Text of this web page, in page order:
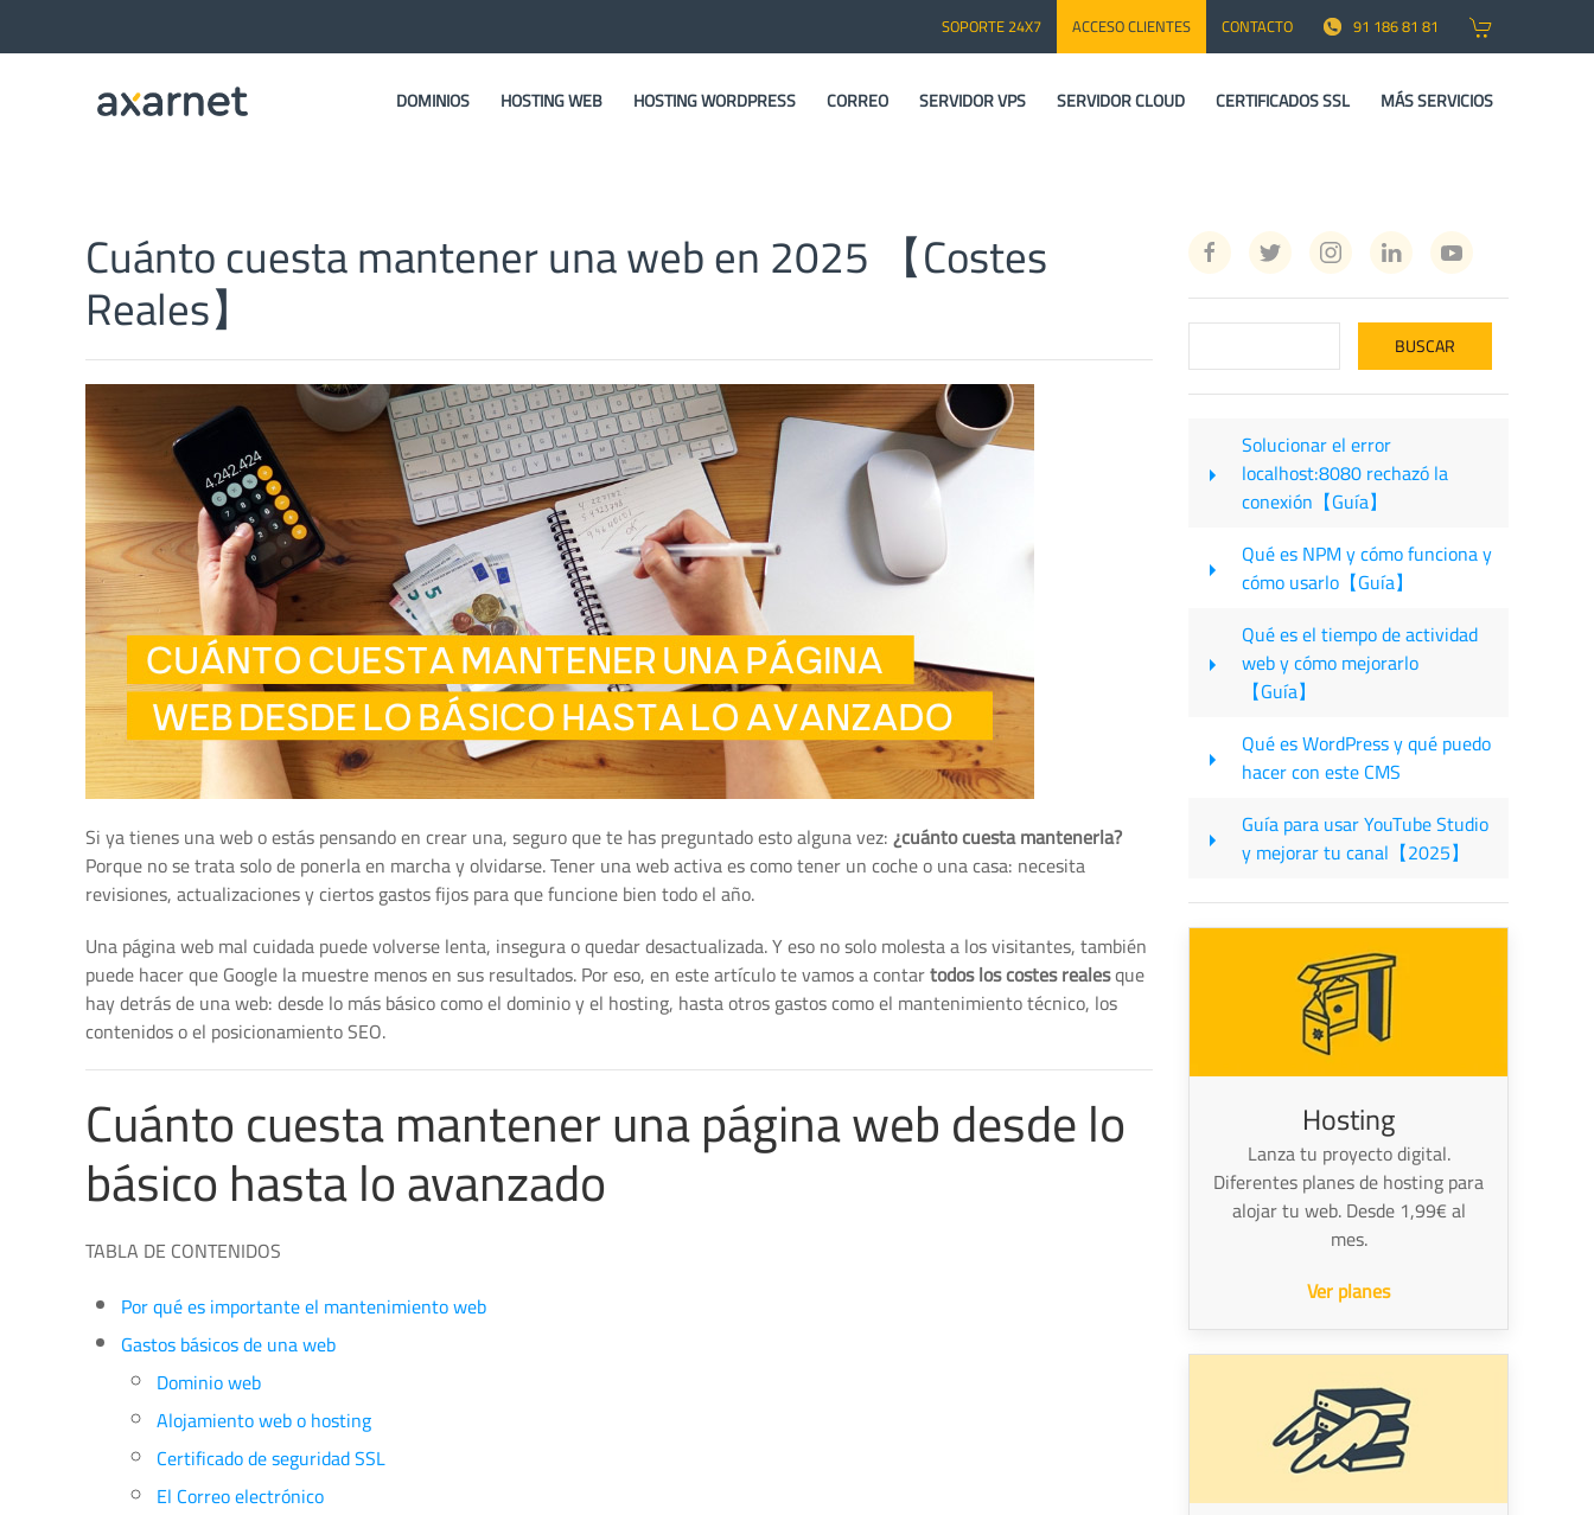
SOPORTE 24X7 ACCESO CLIENTES CONTACTO 91 186 81 81
DOMINIOS HOSTING WEB HOSTING WORDPRESS CORREO SERVIDOR VPS SERVIDOR CLOUD CERTIFICADOS SSL MÁS SERVICIOS
Cuánto cuesta mantener una web en 2025 【Costes
Reales】
Si ya tienes una web o estás pensando en crear una, seguro que te has preguntado esto alguna vez:¿cuánto cuesta mantenerla?
Porque no se trata solo de ponerla en marcha y olvidarse. Tener una web activa es como tener un coche o una casa: necesita
revisiones, actualizaciones y ciertos gastos fijos para que funcione bien todo el año.
Una página web mal cuidada puede volverse lenta, insegura o quedar desactualizada. Y eso no solo molesta a los visitantes, también
puede hacer que Google la muestre menos en sus resultados. Por eso, en este artículo te vamos a contartodos los costes realesque
hay detrás de una web: desde lo más básico como el dominio y el hosting, hasta otros gastos como el mantenimiento técnico, los
contenidos o el posicionamiento SEO.
Cuánto cuesta mantener una página web desde lo
básico hasta lo avanzado
TABLA DE CONTENIDOS
Por qué es importante el mantenimiento web
Gastos básicos de una web
Dominio web
Alojamiento web o hosting
Certificado de seguridad SSL
El Correo electrónico
Solucionar el error
localhost:8080 rechazó la
conexión【Guía】
Qué es NPM y cómo funciona y
cómo usarlo【Guía】
Qué es el tiempo de actividad
web y cómo mejorarlo
【Guía】
Qué es WordPress y qué puedo
hacer con este CMS
Guía para usar YouTube Studio
y mejorar tu canal【2025】
Hosting
Lanza tu proyecto digital.
Diferentes planes de hosting para
alojar tu web. Desde 1,99€ al
mes.
Ver planes